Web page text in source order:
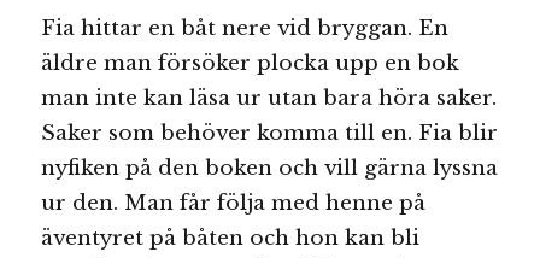
Fia hittar en båt nere vid bryggan. En
äldre man försöker plocka upp en bok
man inte kan läsa ur utan bara höra saker.
Saker som behöver komma till en. Fia blir
nyfiken på den boken och vill gärna lyssna
ur den. Man får följa med henne på
äventyret på båten och hon kan bli